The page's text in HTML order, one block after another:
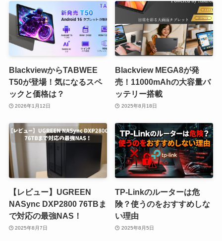
BlackviewからTABWEE
T50が登場！気になるスペ
ックと価格は？
2026年1月12日
Blackview MEGA8が発
売！11000mAhの大容量バ
ッテリー搭載
2025年8月18日
【レビュー】UGREEN
NASync DXP2800 76TBま
で対応の最強NAS！
2025年8月7日
TP-Linkのルーターは危
険？使うのをおすすめしな
い理由
2025年8月5日